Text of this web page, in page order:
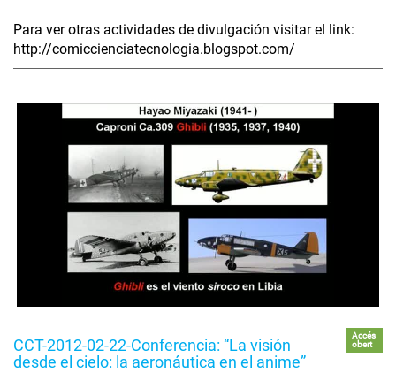
Para ver otras actividades de divulgación visitar el link:
http://comiccienciatecnologia.blogspot.com/
CCT-2012-02-22-Conferencia: “La visión
desde el cielo: la aeronáutica en el anime”
Accés
obert